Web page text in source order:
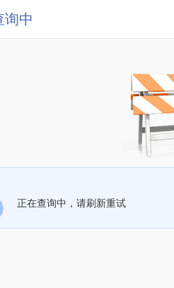
询中
正在查询中，请刷新重试